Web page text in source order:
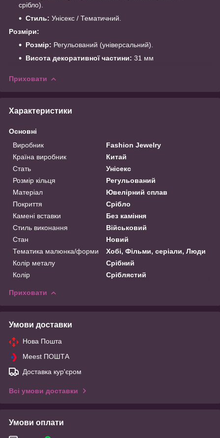
срібло).
Стиль: Унісекс / Тематичний.
Розміри:
Розмір: Регульований (універсальний).
Висота декоративної частини: 31 мм
Приховати
Характеристики
Основні
Виробник
Fashion Jewelry
Країна виробник
Китай
Стать
Унісекс
Розмір кільця
Регульований
Матеріал
Ювелірний сплав
Покриття
Срібло
Камені вставки
Без каміння
Стиль виконання
Військовий
Стан
Новий
Тематика малюнка/форми
Хобі, Фільми, серіали, Люди
Колір металу
Срібний
Колір
Сріблястий
Приховати
Умови доставки
Нова Пошта
Meest ПОШТА
Доставка кур'єром
Всі умови доставки
Умови оплати